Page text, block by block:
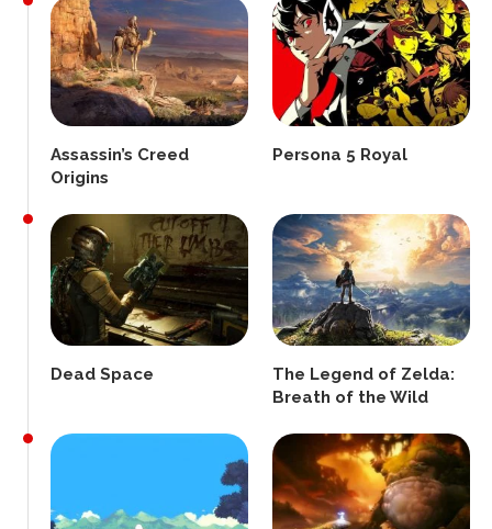
Assassin’s Creed
Origins
Persona 5 Royal
Dead Space
The Legend of Zelda:
Breath of the Wild